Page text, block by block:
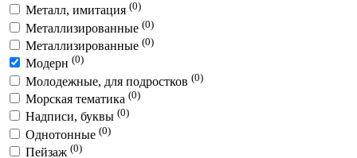
Металл, имитация (0)
Металлизированные (0)
Металлизированные (0)
Модерн (0)
Молодежные, для подростков (0)
Морская тематика (0)
Надписи, буквы (0)
Однотонные (0)
Пейзаж (0)